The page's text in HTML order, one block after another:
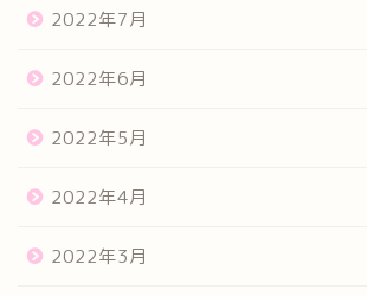
2022年7月
2022年6月
2022年5月
2022年4月
2022年3月